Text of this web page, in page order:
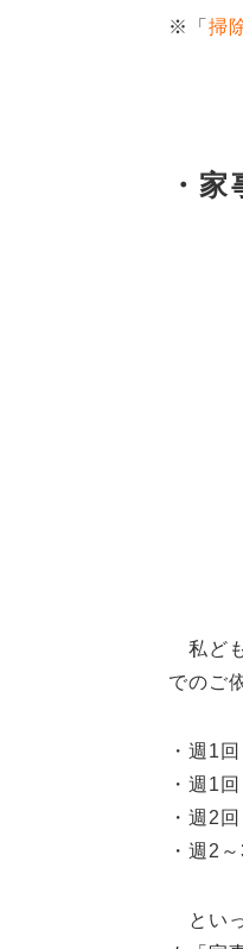
※「 掃
・
私ど
でのご
・週1回
・週1回
・週2回
・週2
とい